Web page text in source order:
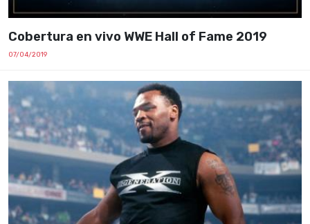
Cobertura en vivo WWE Hall of Fame 2019
07/04/2019